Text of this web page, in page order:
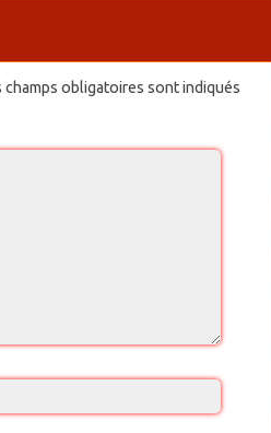
champs obligatoires sont indiqués